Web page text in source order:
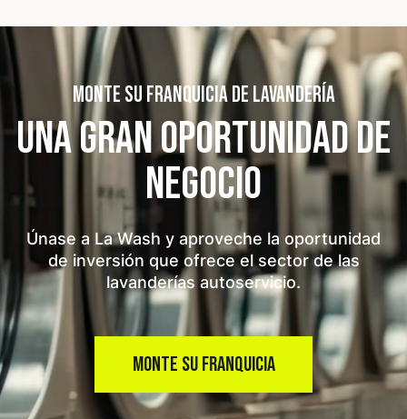
MONTE SU FRANQUICIA DE LAVANDERÍA
UNA GRAN OPORTUNIDADDE
NEGOCIO
Únase a La Wash y aproveche la oportunidad
de inversión que ofrece el sector de las
lavanderías autoservicio.
MONTE SU FRANQUICIA